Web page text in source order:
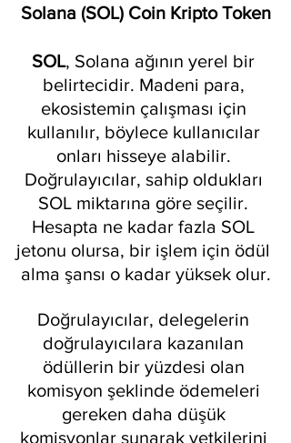
Solana (SOL) Coin Kripto Token
SOL, Solana ağının yerel bir
belirtecidir. Madeni para,
ekosistemin çalışması için
kullanılır, böylece kullanıcılar
onları hisseye alabilir.
Doğrulayıcılar, sahip oldukları
SOL miktarına göre seçilir.
Hesapta ne kadar fazla SOL
jetonu olursa, bir işlem için ödül
alma şansı o kadar yüksek olur.
Doğrulayıcılar, delegelerin
doğrulayıcılara kazanılan
ödüllerin bir yüzdesi olan
komisyon şeklinde ödemeleri
gereken daha düşük
komisyonlar sunarak yetkilerini